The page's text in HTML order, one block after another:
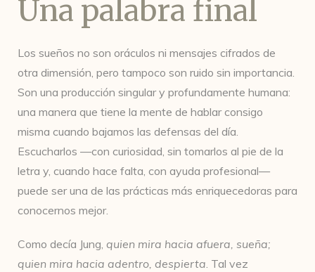
Una palabra final
Los sueños no son oráculos ni mensajes cifrados de
otra dimensión, pero tampoco son ruido sin importancia.
Son una producción singular y profundamente humana:
una manera que tiene la mente de hablar consigo
misma cuando bajamos las defensas del día.
Escucharlos —con curiosidad, sin tomarlos al pie de la
letra y, cuando hace falta, con ayuda profesional—
puede ser una de las prácticas más enriquecedoras para
conocernos mejor.
Como decía Jung, quien mira hacia afuera, sueña;
quien mira hacia adentro, despierta. Tal vez